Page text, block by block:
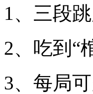
1、三段
2、吃到“
3、每局